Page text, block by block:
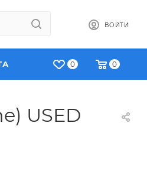
ВОЙТИ
0 0
USED